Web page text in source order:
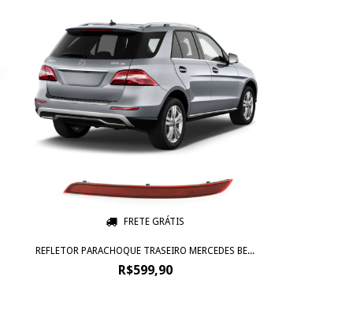
FRETE GRÁTIS
REFLETOR PARACHOQUE TRASEIRO MERCEDES BE...
R$599,90